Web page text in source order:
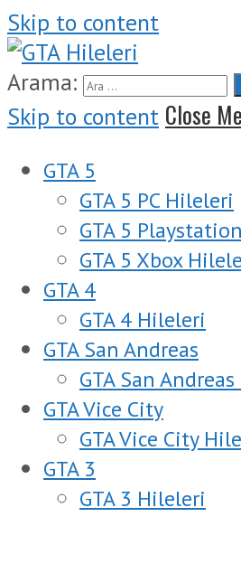
Skip to content
Arama:
Skip to content Close
GTA 5
GTA 5 PC Hileleri
GTA 5
GTA 5 Xbox
GTA 4
GTA 4 Hileleri
GTA San Andreas
GTA San
GTA Vice City
GTA Vice City
GTA 3
GTA 3 Hileleri